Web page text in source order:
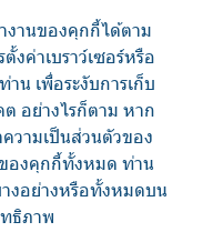
งานของคุกกี้ได้ตาม
งค่าเบราว์เซอร์หรือ
น เพื่อระงับการเก็บ
อย่างไรก็ตาม หาก
วามเป็นส่วนตัวของ
องคุกกี้ทั้งหมด ท่าน
งอย่างหรือทั้งหมดบน
ธิภาพ